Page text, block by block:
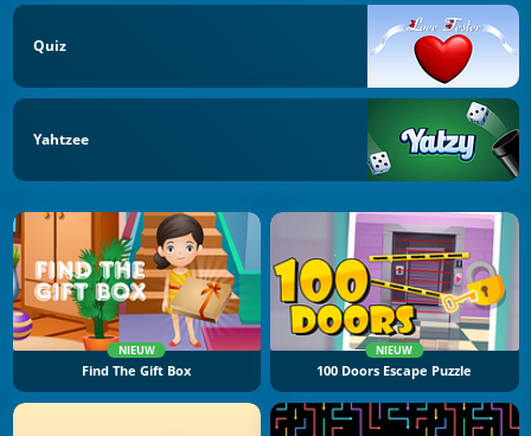
Quiz
Yahtzee
NIEUW
Find The Gift Box
NIEUW
100 Doors Escape Puzzle